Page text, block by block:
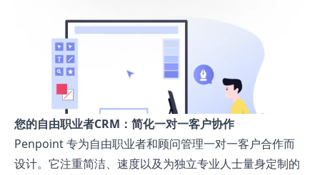
您的自由职业者CRM：简化一对一客户协作
Penpoint 专为自由职业者和顾问管理一对一客户合作而
设计。它注重简洁、速度以及为独立专业人士量身定制的